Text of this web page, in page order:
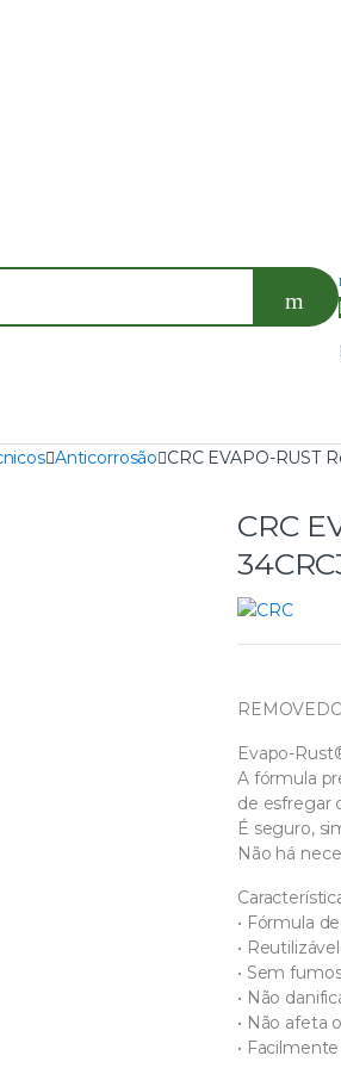
Anticorrosão CRC EVAPO-RUST
CRC
Evapo-
A fórmula
de esfregar
É seguro,
Não há
• Fórmula
•
• Sem
• Não
• Não afeta
•